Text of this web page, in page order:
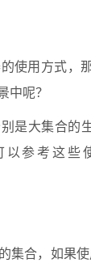
使用方式，
中呢？
是大集合的
参考这些
集合，如果使